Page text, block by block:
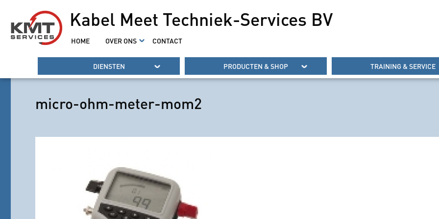
Kabel Meet Techniek-Services BV
HOME OVER ONS CONTACT
DIENSTEN PRODUCTEN & SHOP TRAINING & SERVICE
micro-ohm-meter-mom2